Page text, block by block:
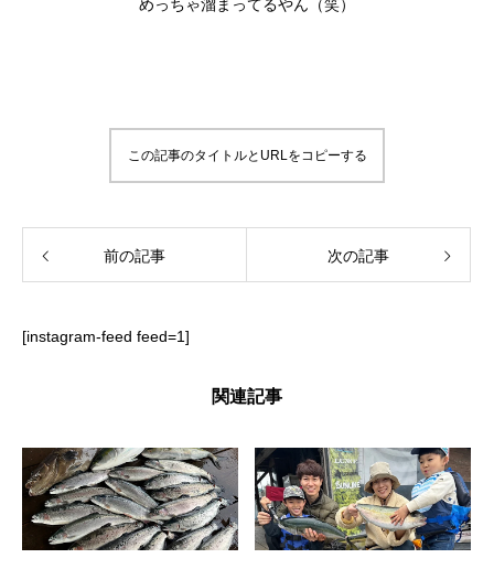
めっちゃ溜まってるやん（笑）
この記事のタイトルとURLをコピーする
前の記事 次の記事
[instagram-feed feed=1]
関連記事